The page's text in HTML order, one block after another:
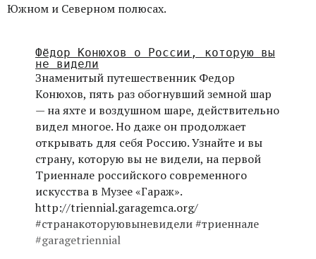
Южном и Северном полюсах.
Фёдор Конюхов о России, которую вы
не видели
Знаменитый путешественник Федор
Конюхов, пять раз обогнувший земной шар
— на яхте и воздушном шаре, действительно
видел многое. Но даже он продолжает
открывать для себя Россию. Узнайте и вы
страну, которую вы не видели, на первой
Триеннале российского современного
искусства в Музее «Гараж».
http://triennial.garagemca.org/
#странакоторуювыневидели #триеннале
#garagetriennial